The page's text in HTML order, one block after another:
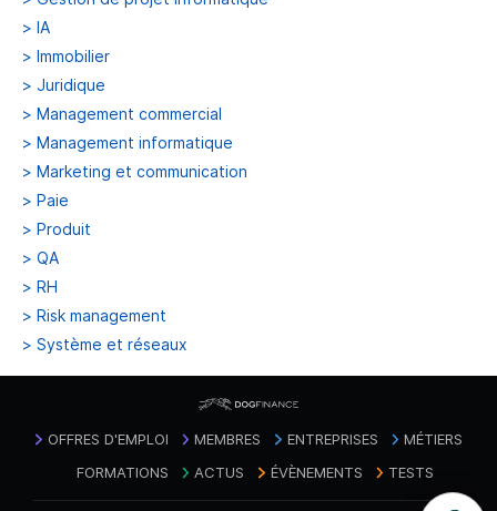
> IA
> Immobilier
> Juridique
> Management commercial
> Management informatique
> Marketing et communication
> Paie
> Produit
> QA
> RH
> Risk management
> Système et réseaux
OFFRES D'EMPLOI MEMBRES ENTREPRISES
MÉTIERS
FORMATIONS
ACTUS ÉVÈNEMENTS TESTS